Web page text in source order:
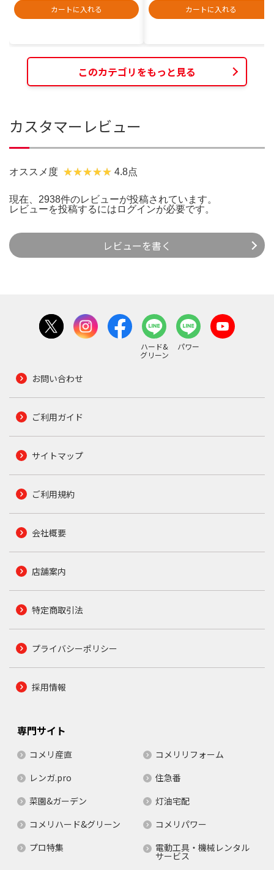
カートに入れる
カートに入れる
このカテゴリをもっと見る
カスタマーレビュー
オススメ度 4.8点
現在、2938件のレビューが投稿されています。
レビューを投稿するには ログインが必要です。
レビューを書く
ハード&
グリーン
パワー
お問い合わせ
ご利用ガイド
サイトマップ
ご利用規約
会社概要
店舗案内
特定商取引法
プライバシーポリシー
採用情報
専門サイト
コメリ産直
コメリリフォーム
レンガ.pro
住急番
菜園&ガーデン
灯油宅配
コメリハード&グリーン
コメリパワー
プロ特集
電動工具・機械レンタル
サービス